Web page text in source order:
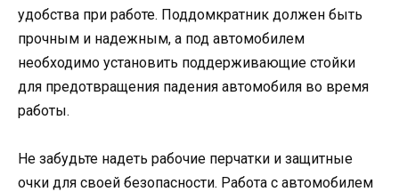
удобства при работе. Поддомкратник должен быть
прочным и надежным, а под автомобилем
необходимо установить поддерживающие стойки
для предотвращения падения автомобиля во время
работы.
Не забудьте надеть рабочие перчатки и защитные
очки для своей безопасности. Работа с автомобилем